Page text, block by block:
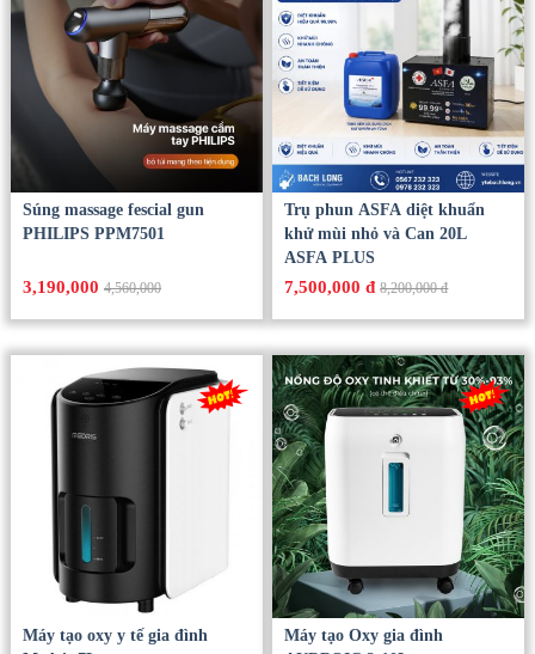
Súng massage fescial gun
PHILIPS PPM7501
3,190,0004,560,000
Trụ phun ASFA diệt khuẩn
khử mùi nhỏ và Can 20L
ASFA PLUS
7,500,000 đ 8,200,000 đ
Máy tạo oxy y tế gia đình
Máy tạo Oxy gia đình